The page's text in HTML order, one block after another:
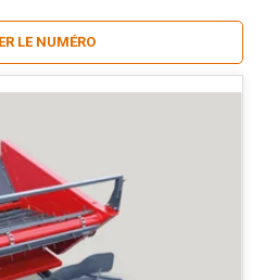
LE NUMÉRO